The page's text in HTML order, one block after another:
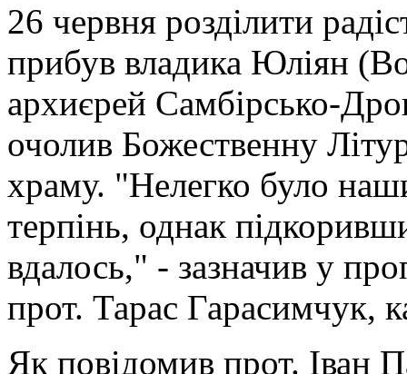
26 червня розділити
прибув владика Юліян
архиєрей Самбірсько-
очолив Божественну
храму. "Нелегко було
терпінь, однак
вдалось," - зазначив у
прот. Тарас Гарасимчук,
Як повідомив прот. Іван